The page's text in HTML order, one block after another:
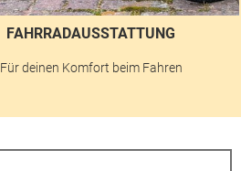
FAHRRADAUSSTATTUNG
Für deinen Komfort beim Fahren